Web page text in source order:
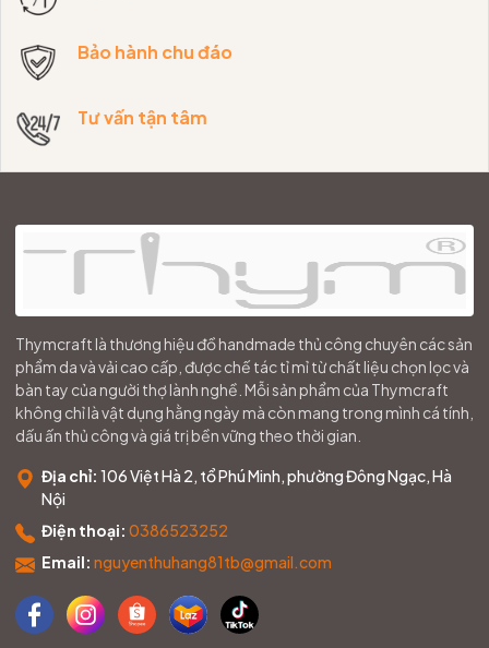
Bảo hành chu đáo
Tư vấn tận tâm
Thymcraft là thương hiệu đồ handmade thủ công chuyên các sản
phẩm da và vải cao cấp, được chế tác tỉ mỉ từ chất liệu chọn lọc và
bàn tay của người thợ lành nghề. Mỗi sản phẩm của Thymcraft
không chỉ là vật dụng hằng ngày mà còn mang trong mình cá tính,
dấu ấn thủ công và giá trị bền vững theo thời gian.
Địa chỉ: 106 Việt Hà 2, tổ Phú Minh, phường Đông Ngạc, Hà
Nội
Điện thoại: 0386523252
Email: nguyenthuhang81tb@gmail.com